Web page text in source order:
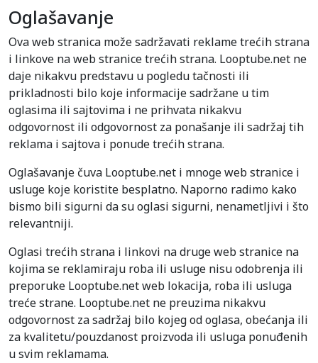
Oglašavanje
Ova web stranica može sadržavati reklame trećih strana
i linkove na web stranice trećih strana. Looptube.net ne
daje nikakvu predstavu u pogledu tačnosti ili
prikladnosti bilo koje informacije sadržane u tim
oglasima ili sajtovima i ne prihvata nikakvu
odgovornost ili odgovornost za ponašanje ili sadržaj tih
reklama i sajtova i ponude trećih strana.
Oglašavanje čuva Looptube.net i mnoge web stranice i
usluge koje koristite besplatno. Naporno radimo kako
bismo bili sigurni da su oglasi sigurni, nenametljivi i što
relevantniji.
Oglasi trećih strana i linkovi na druge web stranice na
kojima se reklamiraju roba ili usluge nisu odobrenja ili
preporuke Looptube.net web lokacija, roba ili usluga
treće strane. Looptube.net ne preuzima nikakvu
odgovornost za sadržaj bilo kojeg od oglasa, obećanja ili
za kvalitetu/pouzdanost proizvoda ili usluga ponuđenih
u svim reklamama.